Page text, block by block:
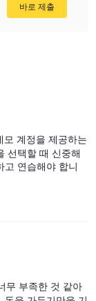
모 계정을 제공하는
선택할 때 신중해
고 연습해야 합니
무 부족한 것 같아
바로 제출